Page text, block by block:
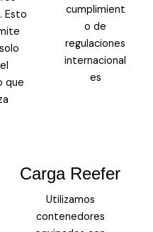
Esto
que
cumplimient
o de
regulaciones
internacional
es
Carga Reefer
Utilizamos
contenedores